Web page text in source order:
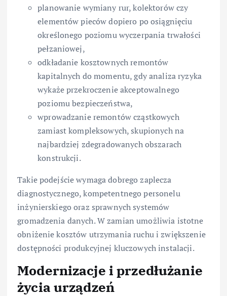
planowanie wymiany rur, kolektorów czy
elementów pieców dopiero po osiągnięciu
określonego poziomu wyczerpania trwałości
pełzaniowej,
odkładanie kosztownych remontów
kapitalnych do momentu, gdy analiza ryzyka
wykaże przekroczenie akceptowalnego
poziomu bezpieczeństwa,
wprowadzanie remontów cząstkowych
zamiast kompleksowych, skupionych na
najbardziej zdegradowanych obszarach
konstrukcji.
Takie podejście wymaga dobrego zaplecza
diagnostycznego, kompetentnego personelu
inżynierskiego oraz sprawnych systemów
gromadzenia danych. W zamian umożliwia istotne
obniżenie kosztów utrzymania ruchu i zwiększenie
dostępności produkcyjnej kluczowych instalacji.
Modernizacje i przedłużanie
życia urządzeń